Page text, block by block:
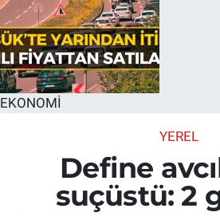
EKONOMİ
YEREL
Define
suçüstü: 2